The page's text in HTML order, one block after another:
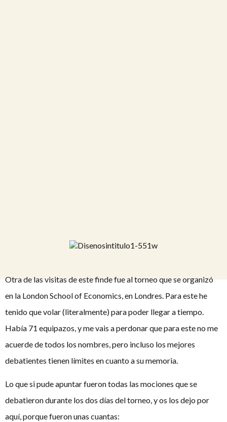
Otra de las visitas de este finde fue al torneo que se organizó
en la London School of Economics, en Londres. Para este he
tenido que volar (literalmente) para poder llegar a tiempo.
Había 71 equipazos, y me vais a perdonar que para este no me
acuerde de todos los nombres, pero incluso los mejores
debatientes tienen límites en cuanto a su memoria.
Lo que si pude apuntar fueron todas las mociones que se
debatieron durante los dos días del torneo, y os los dejo por
aquí, porque fueron unas cuantas: